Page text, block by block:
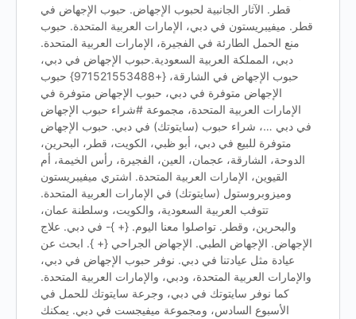
قطر. الآثار الجانبية لحبوب الإجهاض. حبوب الإجهاض في
قطر. ميفيبريستون في دبي، الإمارات العربية المتحدة. حبوب
منع الحمل الطارئة في الفجيرة، الإمارات العربية المتحدة.
دبي، المملكة العربية السعودية.حبوب الإجهاض في دبي،
حبوب الإجهاض في الشارقة، {+971521553488} حبوب
الإجهاض متوفرة في دبي، حبوب الإجهاض متوفرة في
الإمارات العربية المتحدة، مجموعة #شراء حبوب الإجهاض
في دبي …، شراء حبوب (سايتوتك) في دبي. حبوب الإجهاض
متوفرة للبيع في دبي، أبو ظبي، الكويت، قطر، البحرين،
الدوحة، الشارقة، عجمان، العين، الفجيرة، رأس الخيمة، أم
القيوين، الإمارات العربية المتحدة. اشتري ميفيبريستون
وميزوبروستول (سايتوتك) في الإمارات العربية المتحدة.
تتوفب العربية السعودية، والكويت، وسلطنة عمان،
والبحرين، وقطر. تواصلوا معنا اليوم. {+ }- في دبي. علاج
الإجهاض. الإجهاض الطبي. الإجهاض الجراحي {+ }. ابحث عن
عيادة مثل عيادتنا في دبي. نوفر حبوب الإجهاض في دبي،
والإمارات العربية المتحدة، ودبي، والإمارات العربية المتحدة.
كما نوفر سايتوتك في دبي، وجرعة سايتوتك للحمل في
الأسبوع السادس، ومجموعة ميفيجست في دبي. يمكنك